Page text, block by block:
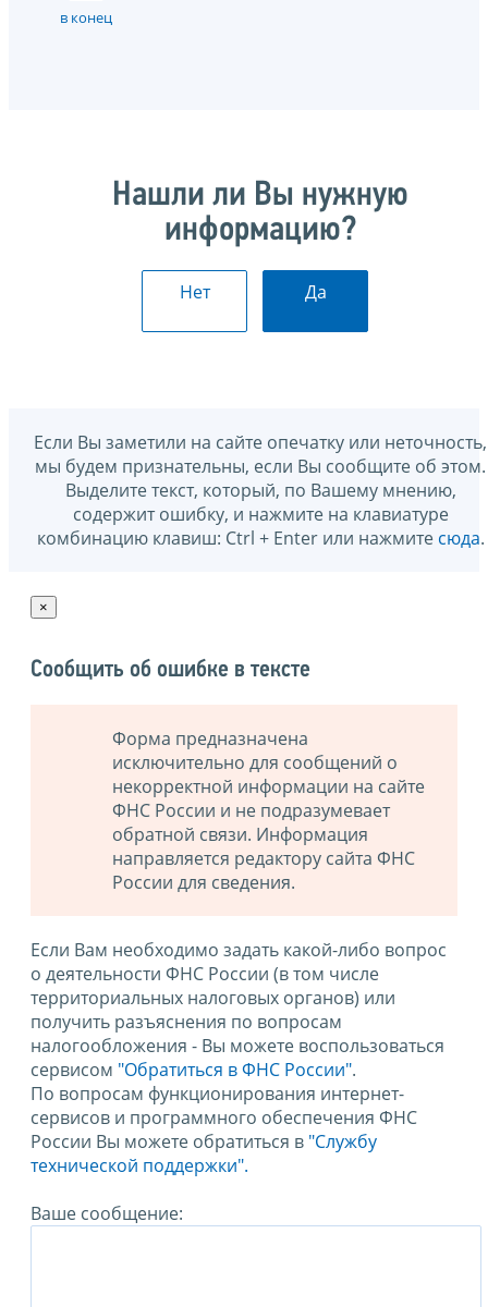
в конец
Нашли ли Вы нужную
информацию?
Нет Да
Если Вы заметили на сайте опечатку или неточность,
мы будем признательны, если Вы сообщите об этом.
Выделите текст, который, по Вашему мнению,
содержит ошибку, и нажмите на клавиатуре
комбинацию клавиш: Ctrl + Enter или нажмите сюда.
×
Сообщить об ошибке в тексте
Форма предназначена
исключительно для сообщений о
некорректной информации на сайте
ФНС России и не подразумевает
обратной связи. Информация
направляется редактору сайта ФНС
России для сведения.
Если Вам необходимо задать какой-либо вопрос
о деятельности ФНС России (в том числе
территориальных налоговых органов) или
получить разъяснения по вопросам
налогообложения - Вы можете воспользоваться
сервисом "Обратиться в ФНС России".
По вопросам функционирования интернет-
сервисов и программного обеспечения ФНС
России Вы можете обратиться в "Службу
технической поддержки".
Ваше сообщение: